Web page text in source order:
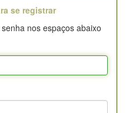
se registrar
nos espaços abaixo